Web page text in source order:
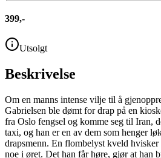
399,-
Utsolgt
Beskrivelse
Om en manns intense vilje til å
Gabrielsen ble dømt for drap på en
fra Oslo fengsel og komme seg til Iran,
taxi, og han er en av dem som henger
drapsmenn. En flombelyst kveld hvisker
noe i øret. Det han får høre, gjør at han